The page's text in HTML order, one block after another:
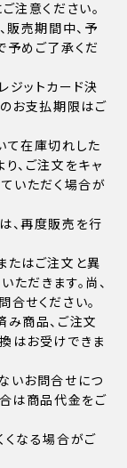
注意ください。
販売期間中、予
予めご了承くだ
ットカード決
お支払期限はご
て在庫切れした
、ご注文をキャ
いただく場合が
、再度販売を行
たはご注文と異
だきます。尚、
せください。
商品、ご注文
はお受けできま
いお問合せにつ
は商品代金をご
なる場合がご